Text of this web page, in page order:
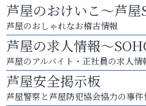
芦屋のおけいこ～芦
芦屋のおしゃれなお稽古情報
芦屋の求人情報～
芦屋のアルバイト・正社員の求人情
芦屋安全掲示板
芦屋警察と芦屋防犯協会協力の事件